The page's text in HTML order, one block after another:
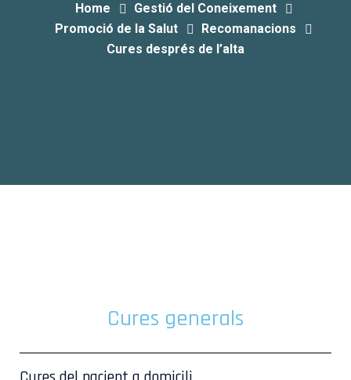
Home
Gestió del Coneixement
Promoció de la Salut
Recomanacions
Cures després de l’alta
Cures generals